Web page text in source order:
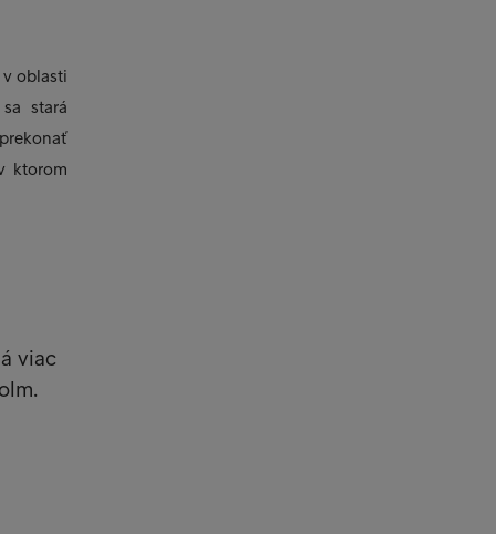
oblasti
stará
ktorom
viac